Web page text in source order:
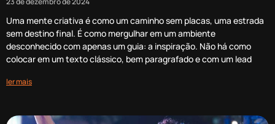
Uma mente criativa é como um caminho sem placas, uma estrada
sem destino final. É como mergulhar em um ambiente
desconhecido com apenas um guia: a inspiração. Não há como
colocar em um texto clássico, bem paragrafado e com um lead
ler mais